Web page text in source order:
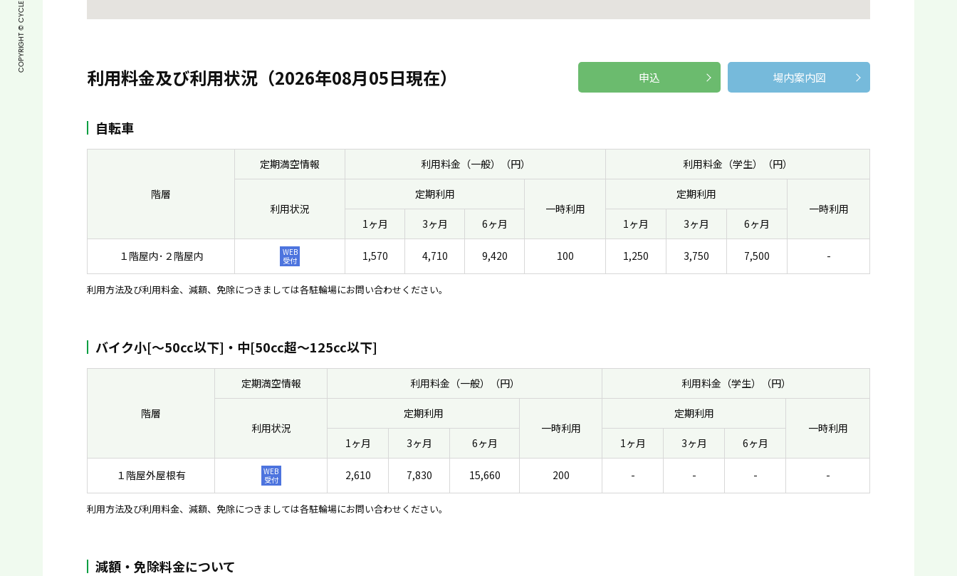
利用料金及び利用状況（2026年08月05日現在） 申込 場内案内図
自転車
階層
定期満空情報 利用料金（一般）（円） 利用料金（学生）（円）
利用状況
定期利用
一時利用
定期利用
一時利用
1ヶ月
3ヶ月 6ヶ月 1ヶ月 3ヶ月 6ヶ月
１階屋内･２階屋内
WEB
受付
1,570 4,710 9,420 100 1,250 3,750 7,500 -
利用方法及び利用料金、減額、免除につきましては各駐輪場にお問い合わせください。
バイク小[〜50cc以下]・中[50cc超〜125cc以下]
階層
定期満空情報 利用料金（一般）（円） 利用料金（学生）（円）
利用状況
定期利用
一時利用
定期利用
一時利用
1ヶ月
3ヶ月 6ヶ月 1ヶ月 3ヶ月 6ヶ月
１階屋外屋根有
WEB
受付
2,610 7,830 15,660 200 - - - -
利用方法及び利用料金、減額、免除につきましては各駐輪場にお問い合わせください。
減額・免除料金について